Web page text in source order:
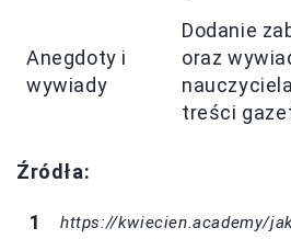
Anegdoty i
wywiady
Dodanie
oraz
treści
Źródła:
https://kwiecien.academy/